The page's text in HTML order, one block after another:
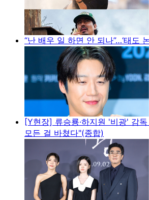
“난 배우 일 하면 안 되나”…‘태도
[Y현장] 류승룡·하지원 '비광' 감독
모든 걸 바쳤다"(종합)